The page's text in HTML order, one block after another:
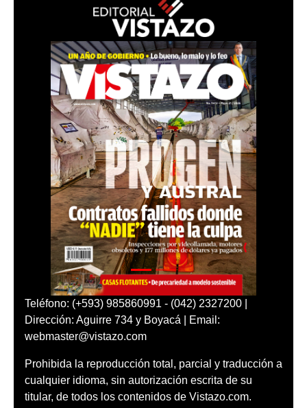
Teléfono: (+593) 985860991 - (042) 2327200 |
Dirección: Aguirre 734 y Boyacá | Email:
webmaster@vistazo.com
Prohibida la reproducción total, parcial y traducción a
cualquier idioma, sin autorización escrita de su
titular, de todos los contenidos de Vistazo.com.